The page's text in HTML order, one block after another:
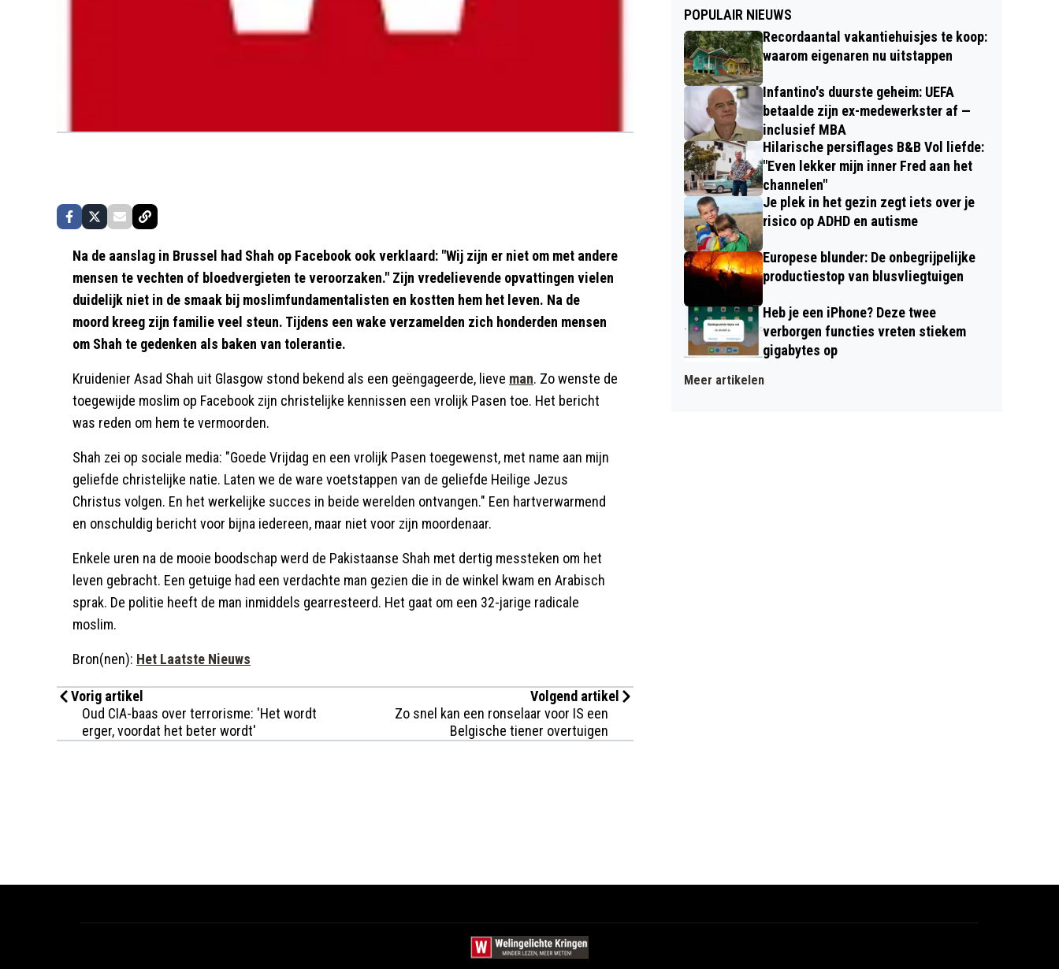
Na de aanslag in Brussel had Shah op Facebook ook verklaard: "Wij zijn er niet om met andere
mensen te vechten of bloedvergieten te veroorzaken." Zijn vredelievende opvattingen vielen
duidelijk niet in de smaak bij moslimfundamentalisten en kostten hem het leven. Na de
moord kreeg zijn familie veel steun. Tijdens een wake verzamelden zich honderden mensen
om Shah te gedenken als baken van tolerantie.
Kruidenier Asad Shah uit Glasgow stond bekend als een geëngageerde, lieve man. Zo wenste de
toegewijde moslim op Facebook zijn christelijke kennissen een vrolijk Pasen toe. Het bericht
was reden om hem te vermoorden.
Shah zei op sociale media: "Goede Vrijdag en een vrolijk Pasen toegewenst, met name aan mijn
geliefde christelijke natie. Laten we de ware voetstappen van de geliefde Heilige Jezus
Christus volgen. En het werkelijke succes in beide werelden ontvangen." Een hartverwarmend
en onschuldig bericht voor bijna iedereen, maar niet voor zijn moordenaar.
Enkele uren na de mooie boodschap werd de Pakistaanse Shah met dertig messteken om het
leven gebracht. Een getuige had een verdachte man gezien die in de winkel kwam en Arabisch
sprak. De politie heeft de man inmiddels gearresteerd. Het gaat om een 32-jarige radicale
moslim.
Bron(nen): Het Laatste Nieuws
Vorig artikel
Oud CIA-baas over terrorisme: 'Het wordt
erger, voordat het beter wordt'
Volgend artikel
Zo snel kan een ronselaar voor IS een
Belgische tiener overtuigen
POPULAIR NIEUWS
Recordaantal vakantiehuisjes te koop:
waarom eigenaren nu uitstappen
Infantino's duurste geheim: UEFA
betaalde zijn ex-medewerkster af —
inclusief MBA
Hilarische persiflages B&B Vol liefde:
"Even lekker mijn inner Fred aan het
channelen"
Je plek in het gezin zegt iets over je
risico op ADHD en autisme
Europese blunder: De onbegrijpelijke
productiestop van blusvliegtuigen
Heb je een iPhone? Deze twee
verborgen functies vreten stiekem
gigabytes op
Meer artikelen